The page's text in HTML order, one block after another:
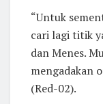
“Untuk
cari lagi titik
dan Menes.
mengadakan
(Red-02).